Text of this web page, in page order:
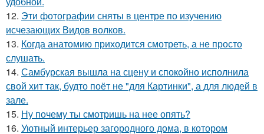
12. Эти фотографии сняты в центре по изучению
исчезающих Видов волков.
13. Когда анатомию приходится смотреть, а не просто
слушать.
14. Самбурская вышла на сцену и спокойно исполнила
свой хит так, будто поёт не "для Картинки", а для людей в
зале.
15. Ну почему ты смотришь на нее опять?
16. Уютный интерьер загородного дома, в котором